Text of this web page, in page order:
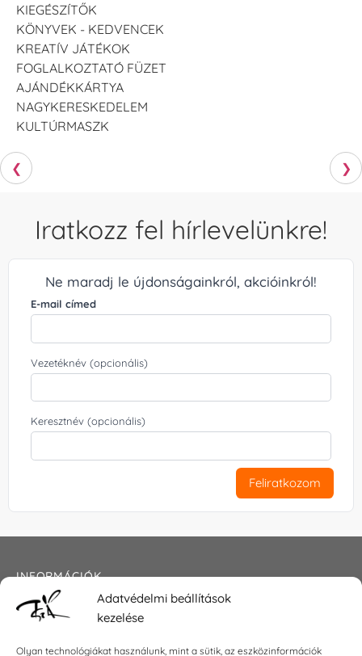
Adatvédelmi beállítások
kezelése
Olyan technológiákat használunk, mint a sütik, az eszközinformációk
KIEGÉSZÍTŐK
KÖNYVEK - KEDVENCEK
KREATÍV JÁTÉKOK
FOGLALKOZTATÓ FÜZET
AJÁNDÉKKÁRTYA
NAGYKERESKEDELEM
KULTÚRMASZK
❮ ❯
Iratkozz fel hírlevelünkre!
Ne maradj le újdonságainkról, akcióinkról!
E-mail címed
Vezetéknév (opcionális)
Keresztnév (opcionális)
Feliratkozom
INFORMÁCIÓK
Általános szerződési feltételek
Impresszum